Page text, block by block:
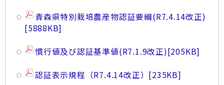
青森県特別栽培農産物認証要綱(R7.4.14改正)
[5888KB]
慣行値及び認証基準値(R7.1.9改正)[205KB]
認証表示規程（R7.4.14改正） [235KB]